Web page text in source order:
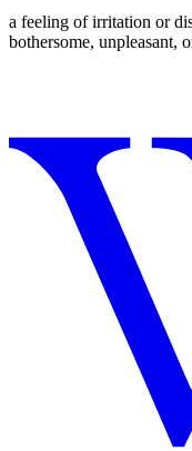
a feeling of irritation or
bothersome, unpleasant,